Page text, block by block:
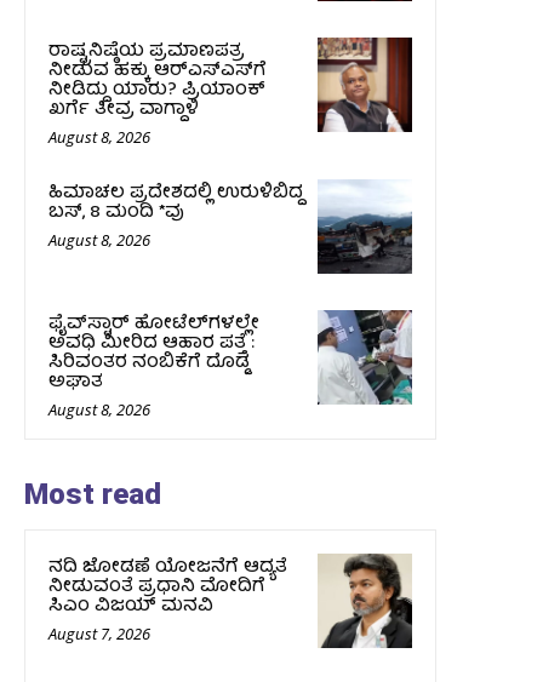
ರಾಷ್ಟ್ರನಿಷ್ಠೆಯ ಪ್ರಮಾಣಪತ್ರ
ನೀಡುವ ಹಕ್ಕು ಆರ್‌ಎಸ್‌ಎಸ್‌ಗೆ
ನೀಡಿದ್ದು ಯಾರು? ಪ್ರಿಯಾಂಕ್
ಖರ್ಗೆ ತೀವ್ರ ವಾಗ್ದಾಳಿ
August 8, 2026
ಹಿಮಾಚಲ ಪ್ರದೇಶದಲ್ಲಿ ಉರುಳಿಬಿದ್ದ
ಬಸ್‌, 8 ಮಂದಿ *ವು
August 8, 2026
ಫೈವ್‌ಸ್ಟಾರ್ ಹೋಟೆಲ್‌ಗಳಲ್ಲೇ
ಅವಧಿ ಮೀರಿದ ಆಹಾರ ಪತ್ತೆ :
ಸಿರಿವಂತರ ನಂಬಿಕೆಗೆ ದೊಡ್ಡ
ಅಘಾತ
August 8, 2026
Most read
ನದಿ ಜೋಡಣೆ ಯೋಜನೆಗೆ ಆದ್ಯತೆ
ನೀಡುವಂತೆ ಪ್ರಧಾನಿ ಮೋದಿಗೆ
ಸಿಎಂ ವಿಜಯ್‌ ಮನವಿ
August 7, 2026